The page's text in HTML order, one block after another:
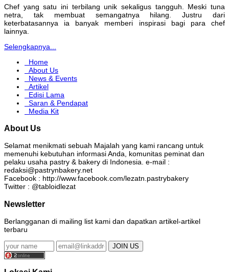
Chef yang satu ini terbilang unik sekaligus tangguh. Meski tuna
netra, tak membuat semangatnya hilang. Justru dari
keterbatasannya ia banyak memberi inspirasi bagi para chef
lainnya.
Selengkapnya...
Home
About Us
News & Events
Artikel
Edisi Lama
Saran & Pendapat
Media Kit
About Us
Selamat menikmati sebuah Majalah yang kami rancang untuk
memenuhi kebutuhan informasi Anda, komunitas peminat dan
pelaku usaha pastry & bakery di Indonesia. e-mail :
redaksi@pastrynbakery.net
Facebook : http://www.facebook.com/lezatn.pastrybakery
Twitter : @tabloidlezat
Newsletter
Berlangganan di mailing list kami dan dapatkan artikel-artikel
terbaru